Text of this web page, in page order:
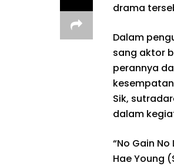
drama
Dalam
sang aktor
perannya
Sik,
dalam
“No Gain
Hae Young